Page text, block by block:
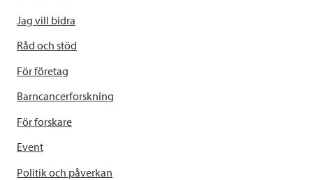
Jag vill bidra
Råd och stöd
För företag
Barncancerforskning
För forskare
Event
Politik och påverkan